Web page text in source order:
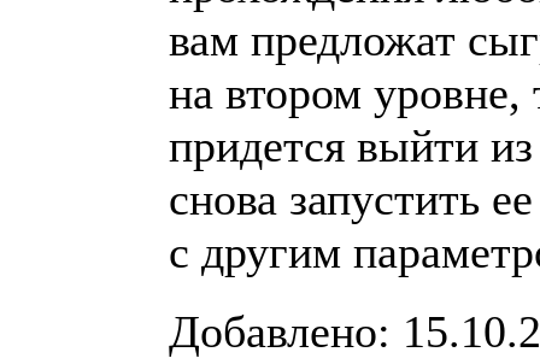
вам предложат
на втором уровне,
придется выйти
снова запустить ее
с другим
Добавлено: